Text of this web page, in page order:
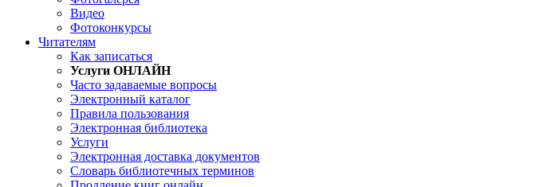
Видео
Фотоконкурсы
Читателям
Как записаться
Услуги ОНЛАЙН
Часто задаваемые вопросы
Электронный каталог
Правила пользования
Электронная библиотека
Услуги
Электронная доставка документов
Словарь библиотечных терминов